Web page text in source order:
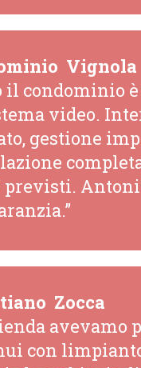
 Vignola
il condominio è
video.
gestione
 Zocca
avevamo
con